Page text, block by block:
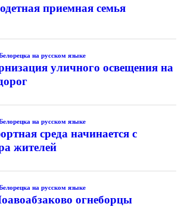
приемная семья
на русском языке
уличного освещения на
на русском языке
среда начинается с
жителей
на русском языке
огнеборцы